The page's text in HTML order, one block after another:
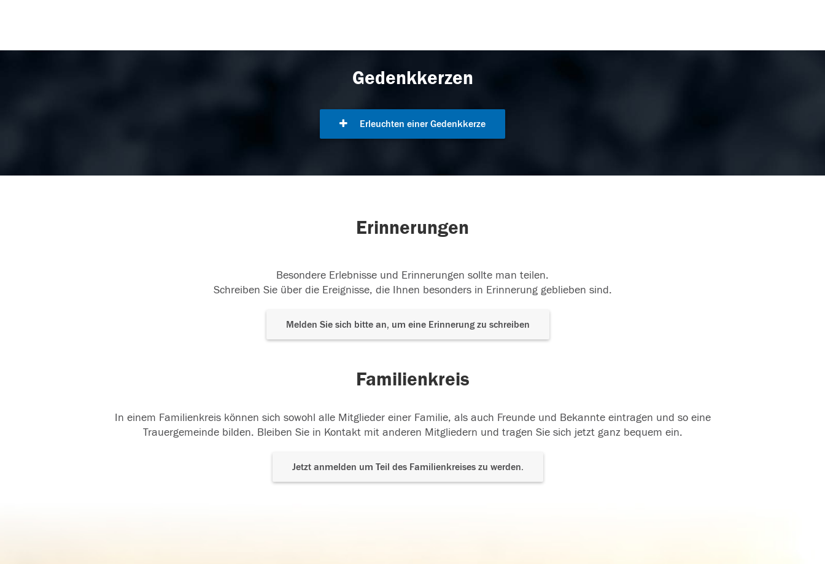
Gedenkkerzen
Erleuchten einer Gedenkkerze
Erinnerungen
Besondere Erlebnisse und Erinnerungen sollte man teilen.
Schreiben Sie über die Ereignisse, die Ihnen besonders in Erinnerung geblieben sind.
Melden Sie sich bitte an, um eine Erinnerung zu schreiben
Familienkreis
In einem Familienkreis können sich sowohl alle Mitglieder einer Familie, als auch Freunde und Bekannte eintragen und so eine
Trauergemeinde bilden. Bleiben Sie in Kontakt mit anderen Mitgliedern und tragen Sie sich jetzt ganz bequem ein.
Jetzt anmelden um Teil des Familienkreises zu werden.